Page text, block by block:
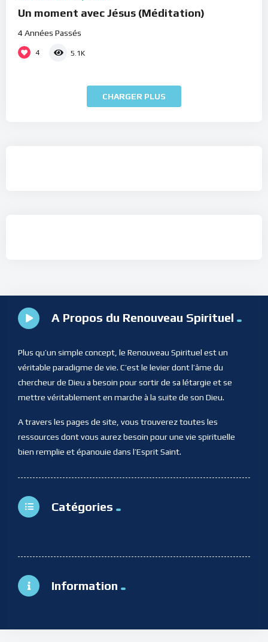
Un moment avec Jésus (Méditation)
4 Années Passés
4 5.1K
CHARGER PLUS
A Propos du Renouveau Spirituel
Plus qu’un simple concept, le Renouveau Spirituel est un
véritable paradigme de vie. C’est le levier dont l’âme du
chercheur de Dieu a besoin pour sortir de sa létargie et se
mettre véritablement en marche à la suite de son Dieu.
A travers les pages de site, vous trouverez toutes les
ressources dont vous aurez besoin pour une vie spirituelle
bien remplie et épanouie dans l’Esprit Saint.
Catégories
Information